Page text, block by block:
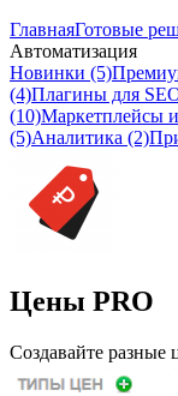
ГлавнаяГотовые
Автоматизация
Новинки (5)
(4)Плагины для
(10)Маркетплейсы
(5)Аналитика (2)
Цены PRO
Создавайте разные